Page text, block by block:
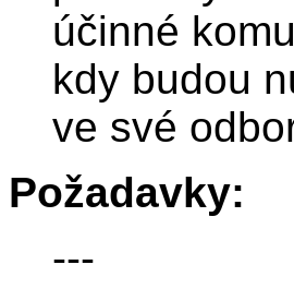
účinné
kdy budou
ve své
Požadavky:
---